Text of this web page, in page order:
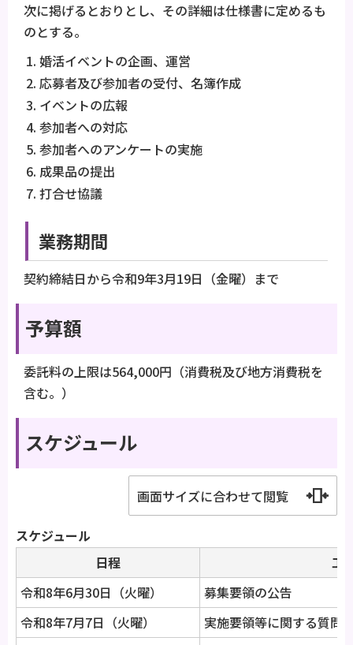
次に掲げるとおりとし、その詳細は仕様書に定めるも
のとする。
婚活イベントの企画、運営
応募者及び参加者の受付、名簿作成
イベントの広報
参加者への対応
参加者へのアンケートの実施
成果品の提出
打合せ協議
業務期間
契約締結日から令和9年3月19日（金曜）まで
予算額
委託料の上限は564,000円（消費税及び地方消費税を
含む。）
スケジュール
画面サイズに合わせて閲覧
スケジュール
日程
工
令和8年6月30日（火曜）
募集要領の公告
令和8年7月7日（火曜）
実施要領等に関する質問